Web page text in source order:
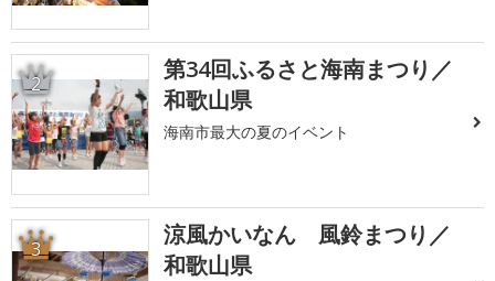
2
第34回ふるさと海南まつり／
和歌山県
海南市最大の夏のイベント
3
涼風かいなん 風鈴まつり／
和歌山県